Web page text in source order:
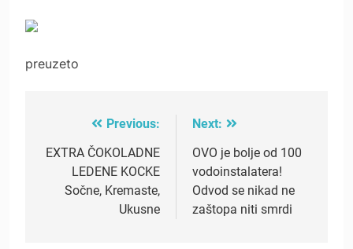
preuzeto
navigation
Previous:
EXTRA ČOKOLADNE
LEDENE KOCKE
Sočne, Kremaste,
Ukusne
Next:
OVO je bolje od 100
vodoinstalatera!
Odvod se nikad ne
zaštopa niti smrdi